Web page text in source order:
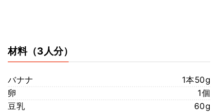
材料（3人分）
バナナ
1本50g
卵
1個
豆乳
60g